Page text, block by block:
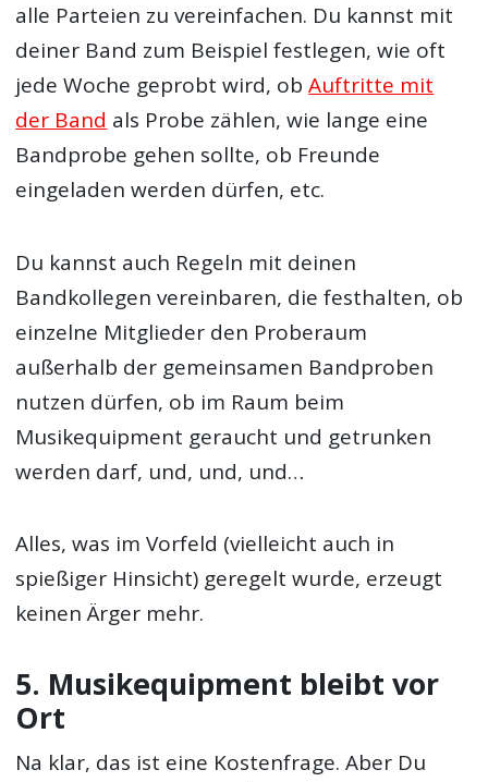
alle Parteien zu vereinfachen. Du kannst mit
deiner Band zum Beispiel festlegen, wie oft
jede Woche geprobt wird, obAuftritte mit
der Band als Probe zählen, wie lange eine
Bandprobe gehen sollte, ob Freunde
eingeladen werden dürfen, etc.
Du kannst auch Regeln mit deinen
Bandkollegen vereinbaren, die festhalten, ob
einzelne Mitglieder den Proberaum
außerhalb der gemeinsamen Bandproben
nutzen dürfen, ob im Raum beim
Musikequipment geraucht und getrunken
werden darf, und, und, und…
Alles, was im Vorfeld (vielleicht auch in
spießiger Hinsicht) geregelt wurde, erzeugt
keinen Ärger mehr.
5. Musikequipment bleibt vor
Ort
Na klar, das ist eine Kostenfrage. Aber Du